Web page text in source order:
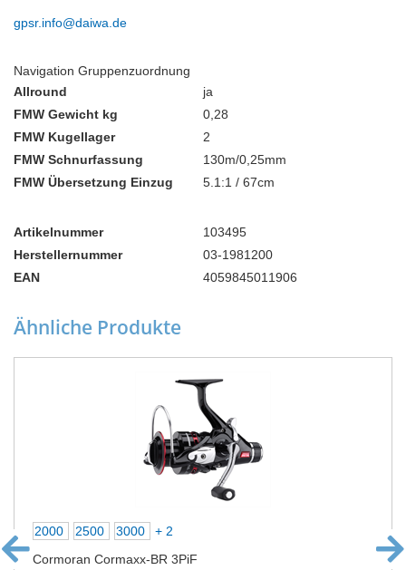
gpsr.info@daiwa.de
Navigation Gruppenzuordnung
Allround
ja
FMW Gewicht kg
0,28
FMW Kugellager
2
FMW Schnurfassung
130m/0,25mm
FMW Übersetzung Einzug
5.1:1 / 67cm
Artikelnummer
103495
Herstellernummer
03-1981200
EAN
4059845011906
Ähnliche Produkte
2000 2500 3000
+ 2
Cormoran Cormaxx-BR 3PiF